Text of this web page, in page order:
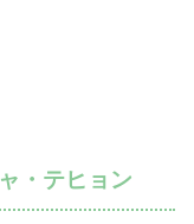
・テヒョン